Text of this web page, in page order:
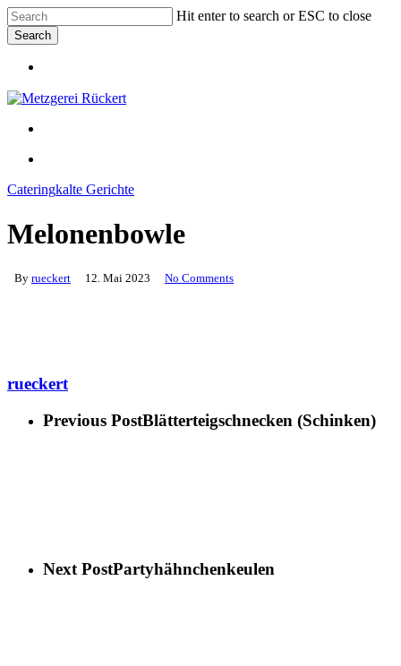
Skip
to
main
content
Hit enter to search or ESC to close
Search
Search
Menu
Cateringkalte Gerichte
Melonenbowle
By rueckert 12. Mai 2023 No Comments
rueckert
Previous PostBlätterteigschnecken (Schinken)
Next PostPartyhähnchenkeulen